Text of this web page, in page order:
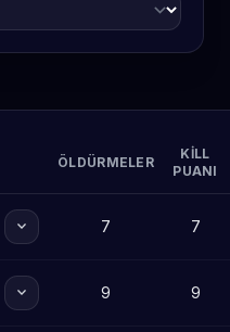
ÖLDÜRMELER
KILL
PUANI
expand_more 7 7
expand_more 9 9